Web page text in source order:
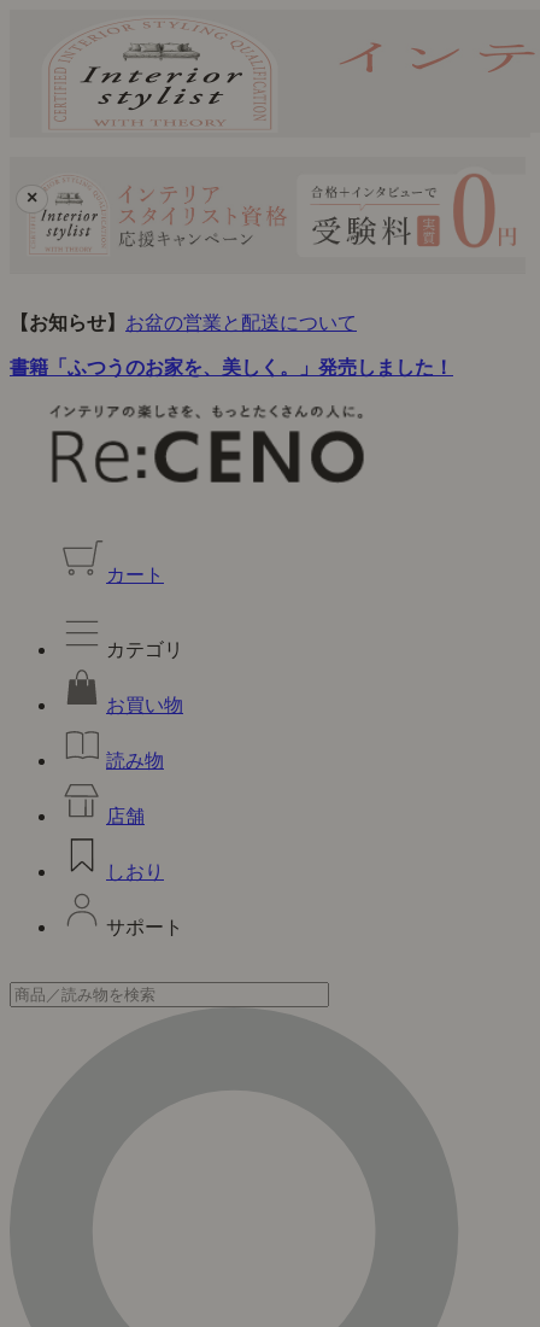
×
【お知らせ】 お盆の営業と配送について
書籍「ふつうのお家を、美しく。」発売しました！
カート
カテゴリ
お買い物
読み物
店舗
しおり
サポート